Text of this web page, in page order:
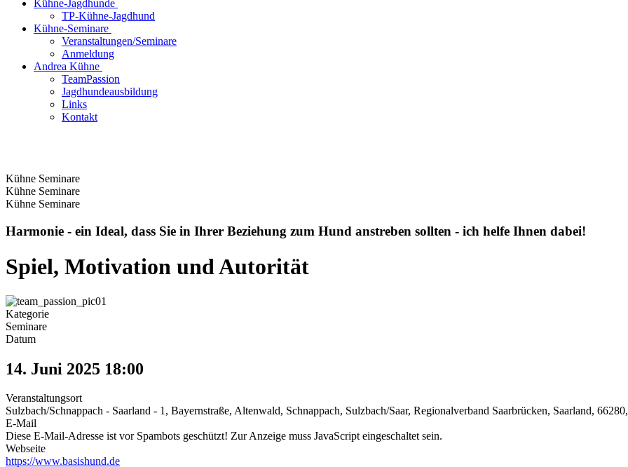
Kühne-Jagdhunde
TP-Kühne-Jagdhund
Kühne-Seminare
Veranstaltungen/Seminare
Anmeldung
Andrea Kühne
TeamPassion
Jagdhundeausbildung
Links
Kontakt
Kühne Seminare
Kühne Seminare
Kühne Seminare
Harmonie - ein Ideal, dass Sie in Ihrer Beziehung zum Hund anstreben sollten - ich helfe Ihnen dabei!
Spiel, Motivation und Autorität
Kategorie
Seminare
Datum
14. Juni 2025 18:00
Veranstaltungsort
Sulzbach/Schnappach - Saarland - 1, Bayernstraße, Altenwald, Schnappach, Sulzbach/Saar, Regionalverband Saarbrücken, Saarland,
E-Mail
Diese E-Mail-Adresse ist vor Spambots geschützt! Zur Anzeige muss JavaScript eingeschaltet sein.
Webseite
https://www.basishund.de